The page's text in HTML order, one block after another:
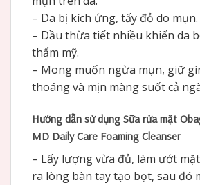
– Da bị kích ứng, tấy đỏ do mụn.
– Dầu thừa tiết nhiều khiến da
thẩm mỹ.
– Mong muốn ngừa mụn, giữ
thoáng và mịn màng suốt cả
Hướng dẫn sử dụng Sữa rửa mặt
MD Daily Care Foaming Cleanser
– Lấy lượng vừa đủ, làm ướt
ra lòng bàn tay tạo bọt, sau đó